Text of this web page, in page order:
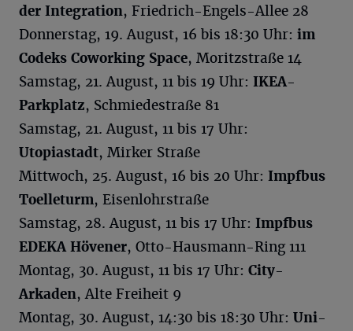
der Integration, Friedrich-Engels-Allee 28
Donnerstag, 19. August, 16 bis 18:30 Uhr: im
Codeks Coworking Space, Moritzstraße 14
Samstag, 21. August, 11 bis 19 Uhr: IKEA-
Parkplatz, Schmiedestraße 81
Samstag, 21. August, 11 bis 17 Uhr:
Utopiastadt, Mirker Straße
Mittwoch, 25. August, 16 bis 20 Uhr: Impfbus
Toelleturm, Eisenlohrstraße
Samstag, 28. August, 11 bis 17 Uhr: Impfbus
EDEKA Hövener, Otto-Hausmann-Ring 111
Montag, 30. August, 11 bis 17 Uhr: City-
Arkaden, Alte Freiheit 9
Montag, 30. August, 14:30 bis 18:30 Uhr: Uni-